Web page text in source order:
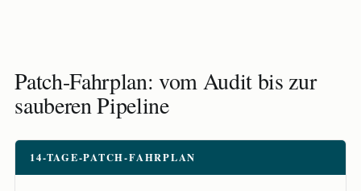
Patch-Fahrplan: vom Audit bis zur
sauberen Pipeline
14-TAGE-PATCH-FAHRPLAN